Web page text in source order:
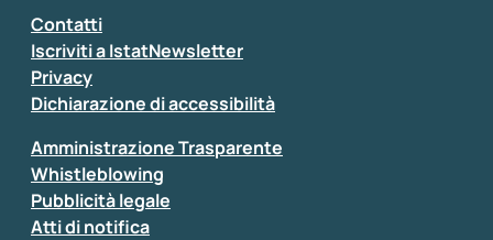
Inserisci il tuo commento
Contatti
Iscriviti a IstatNewsletter
Privacy
Dichiarazione di accessibilità
Amministrazione Trasparente
Whistleblowing
Pubblicità legale
Atti di notifica